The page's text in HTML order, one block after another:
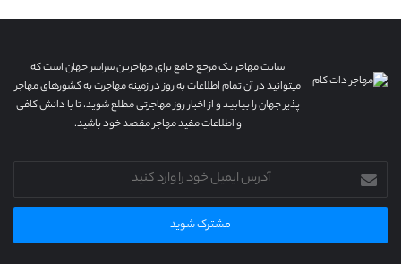
سایت مهاجر یک مرجع جامع برای مهاجرین سراسر جهان است که
میتوانید در آن تمام اطلاعات به روز در زمینه مهاجرت به کشورهای مهاجر
پذیر جهان را بیابید و از اخبار روز مهاجرتی مطلع شوید، تا با دانش کافی
و اطلاعات مفید مهاجر مقصد خود باشید.
آدرس
ایمیل
خود
وارد